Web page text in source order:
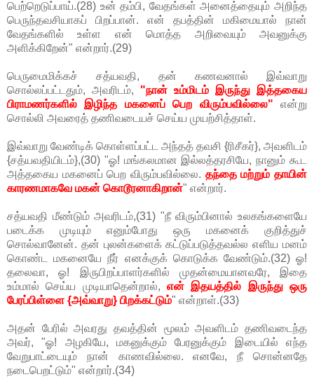
பெற்றெடுப்பாய்.(28) உன் தம்பி, வேதங்கள் அனைத்தையும் அறிந்த
பெருந்தவசியாகப் பிறப்பான். என் தபத்தின் மகிமையால் நான்
வேதங்களில் உள்ள என் மொத்த அறிவையும் அவனுக்கு
அளிக்கிறேன்" என்றார்.(29)
பெருமைமிக்கச் சத்யவதி, தன் கணவனால் இவ்வாறு
சொல்லப்பட்டதும், அவரிடம், "நான் உம்மிடம் இருந்து இத்தகைய
பிராமணர்களில் இழிந்த மகனைப் பெற விரும்பவில்லை" என்று
சொல்லி அவரைத் தணிவடையச் செய்ய முயற்சித்தாள்.
இவ்வாறு வேண்டிக் கொள்ளப்பட்ட அந்தத் தவசி {ரிசீகர்}, அவளிடம்
{சத்யவதியிடம்},(30) "ஓ! மங்கலமான இல்லத்தரசியே, நானும் கூட
அத்தகைய மகனைப் பெற விரும்பவில்லை. தந்தை மற்றும் தாயின்
காரணமாகவே மகன் கொடூரனாகிறான்" என்றார்.
சத்யவதி மீண்டும் அவரிடம்,(31) "நீ விரும்பினால் உலகங்களையே
படைக்க முடியும் எனும்போது ஒரு மகனைக் குறித்துச்
சொல்வானேன். தன் புலன்களைக் கட்டுப்படுத்தவல்ல எளிய மனம்
கொண்ட மகனையே நீர் எனக்குக் கொடுக்க வேண்டும்.(32) ஓ!
தலைவா, ஓ! இருபிறப்பாளர்களில் முதன்மையானவரே, இதை
உம்மால் செய்ய முடியாதென்றால், என் இதயத்தில் இருந்து ஒரு
பேரப்பிள்ளை {அவ்வாறு} பிறக்கட்டும்" என்றாள்.(33)
அதன் பேரில் அவரது தவத்தின் மூலம் அவளிடம் தணிவடைந்த
அவர், "ஓ! அழகியே, மகனுக்கும் பேரனுக்கும் இடையில் எந்த
வேறுபாட்டையும் நான் காணவில்லை. எனவே, நீ சொன்னதே
நடைபெறட்டும்" என்றார்.(34)